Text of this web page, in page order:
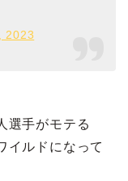
2023
選手がモテる
イルドになって